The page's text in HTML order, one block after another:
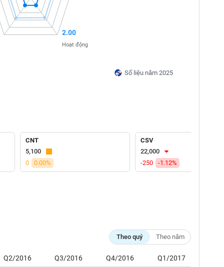
Số liệu năm 2025
2.00
Hoạt động
CNT
5,100
0
0.00%
CSV
22,000
-250
-1.12%
Theo quý Theo năm
Q2/2016 Q3/2016 Q4/2016 Q1/2017